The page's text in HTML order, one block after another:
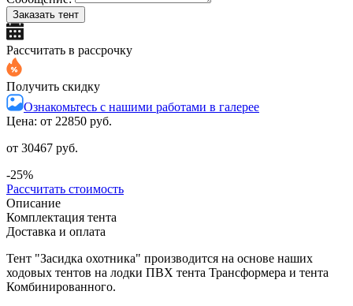
Заказать тент
Рассчитать в рассрочку
Получить скидку
Ознакомьтесь с нашими работами в галерее
Цена: от 22850 руб.
от 30467 руб.
-25%
Рассчитать стоимость
Описание
Комплектация тента
Доставка и оплата
Тент "Засидка охотника" производится на основе наших
ходовых тентов на лодки ПВХ тента Трансформера и тента
Комбинированного.